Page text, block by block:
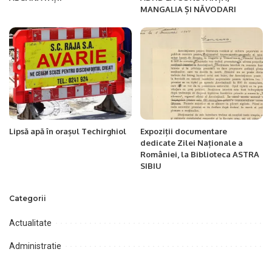
MANGALIA ȘI NĂVODARI
Lipsă apă în orașul Techirghiol
Expoziții documentare
dedicate Zilei Naționale a
României, la Biblioteca ASTRA
SIBIU
Categorii
Actualitate
Administratie